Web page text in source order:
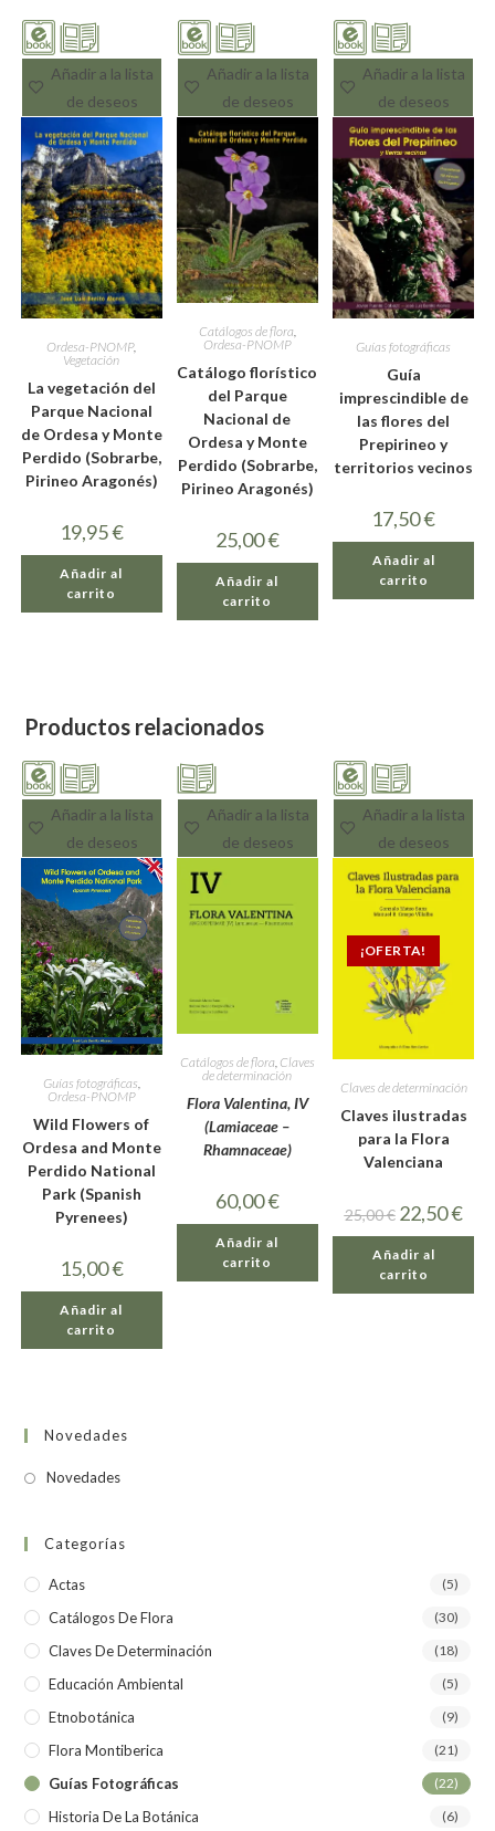
Añadir a la lista
de deseos
Ordesa-PNOMP,
Vegetación
La vegetación del
Parque Nacional
de Ordesa y Monte
Perdido (Sobrarbe,
Pirineo Aragonés)
19,95€
Añadir al
carrito
Añadir a la lista
de deseos
Catálogos de flora
Ordesa-PNOMP
Catálogo florístico
del Parque
Nacional de
Ordesa y Monte
Perdido (Sobrarbe,
Pirineo Aragonés)
25,00€
Añadir al
carrito
Añadir a la lista
de deseos
Guías fotográficas
Guía
imprescindible de
las flores del
Prepirineo y
territorios vecinos
17,50€
Añadir al
carrito
Productos relacionados
Añadir a la lista
de deseos
Guías fotográficas
Ordesa-PNOMP
Wild Flowers of
Ordesa and Monte
Perdido National
Park (Spanish
Pyrenees)
15,00€
Añadir al
carrito
Añadir a la lista
de deseos
Catálogos de flora, Claves
de determinación
Flora Valentina, IV
(Lamiaceae –
Rhamnaceae)
60,00€
Añadir al
carrito
Añadir a la lista
de deseos
¡OFERTA!
Claves de determinación
Claves ilustradas
para la Flora
Valenciana
25,00€ 22,50€
Añadir al
carrito
Novedades
Novedades
Categorías
Actas (5)
Catálogos De Flora (30)
Claves De Determinación (18)
Educación Ambiental (5)
Etnobotánica (9)
Flora Montiberica (21)
Guías Fotográficas (22)
Historia De La Botánica (6)